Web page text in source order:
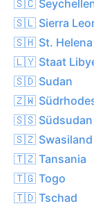
🇸🇨
🇸🇱 Sierra
🇸🇭 St. Helena
🇱🇾 Staat
🇸🇩 Sudan
🇿🇼
🇸🇸 Südsudan
🇸🇿 Swasiland
🇹🇿 Tansania
🇹🇬 Togo
🇹🇩 Tschad